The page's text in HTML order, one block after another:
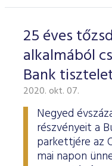
25 éves
alkalmából
Bank
2020. okt. 07.
Negyed
részvényeit a
parkettjére az
mai napon